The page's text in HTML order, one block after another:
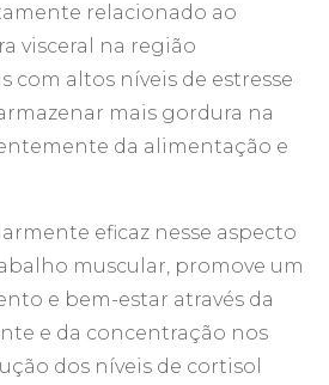
relacionado ao
visceral na região
com altos níveis de estresse
mais gordura na
da alimentação e
eficaz nesse aspecto
muscular, promove um
e bem-estar através da
e da concentração nos
dos níveis de cortisol